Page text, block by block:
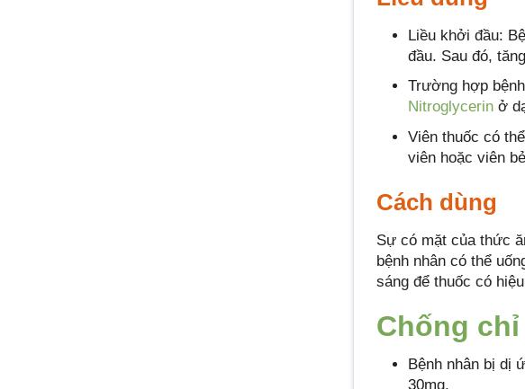
Liều khởi đầu:
đầu. Sau đó,
Trường hợp
Nitroglycerin ở
Viên thuốc có
viên hoặc viên
Cách dùng
Sự có mặt của thức
bệnh nhân có thể
sáng để thuốc có
Chống
Bệnh nhân bị dị
30mg.